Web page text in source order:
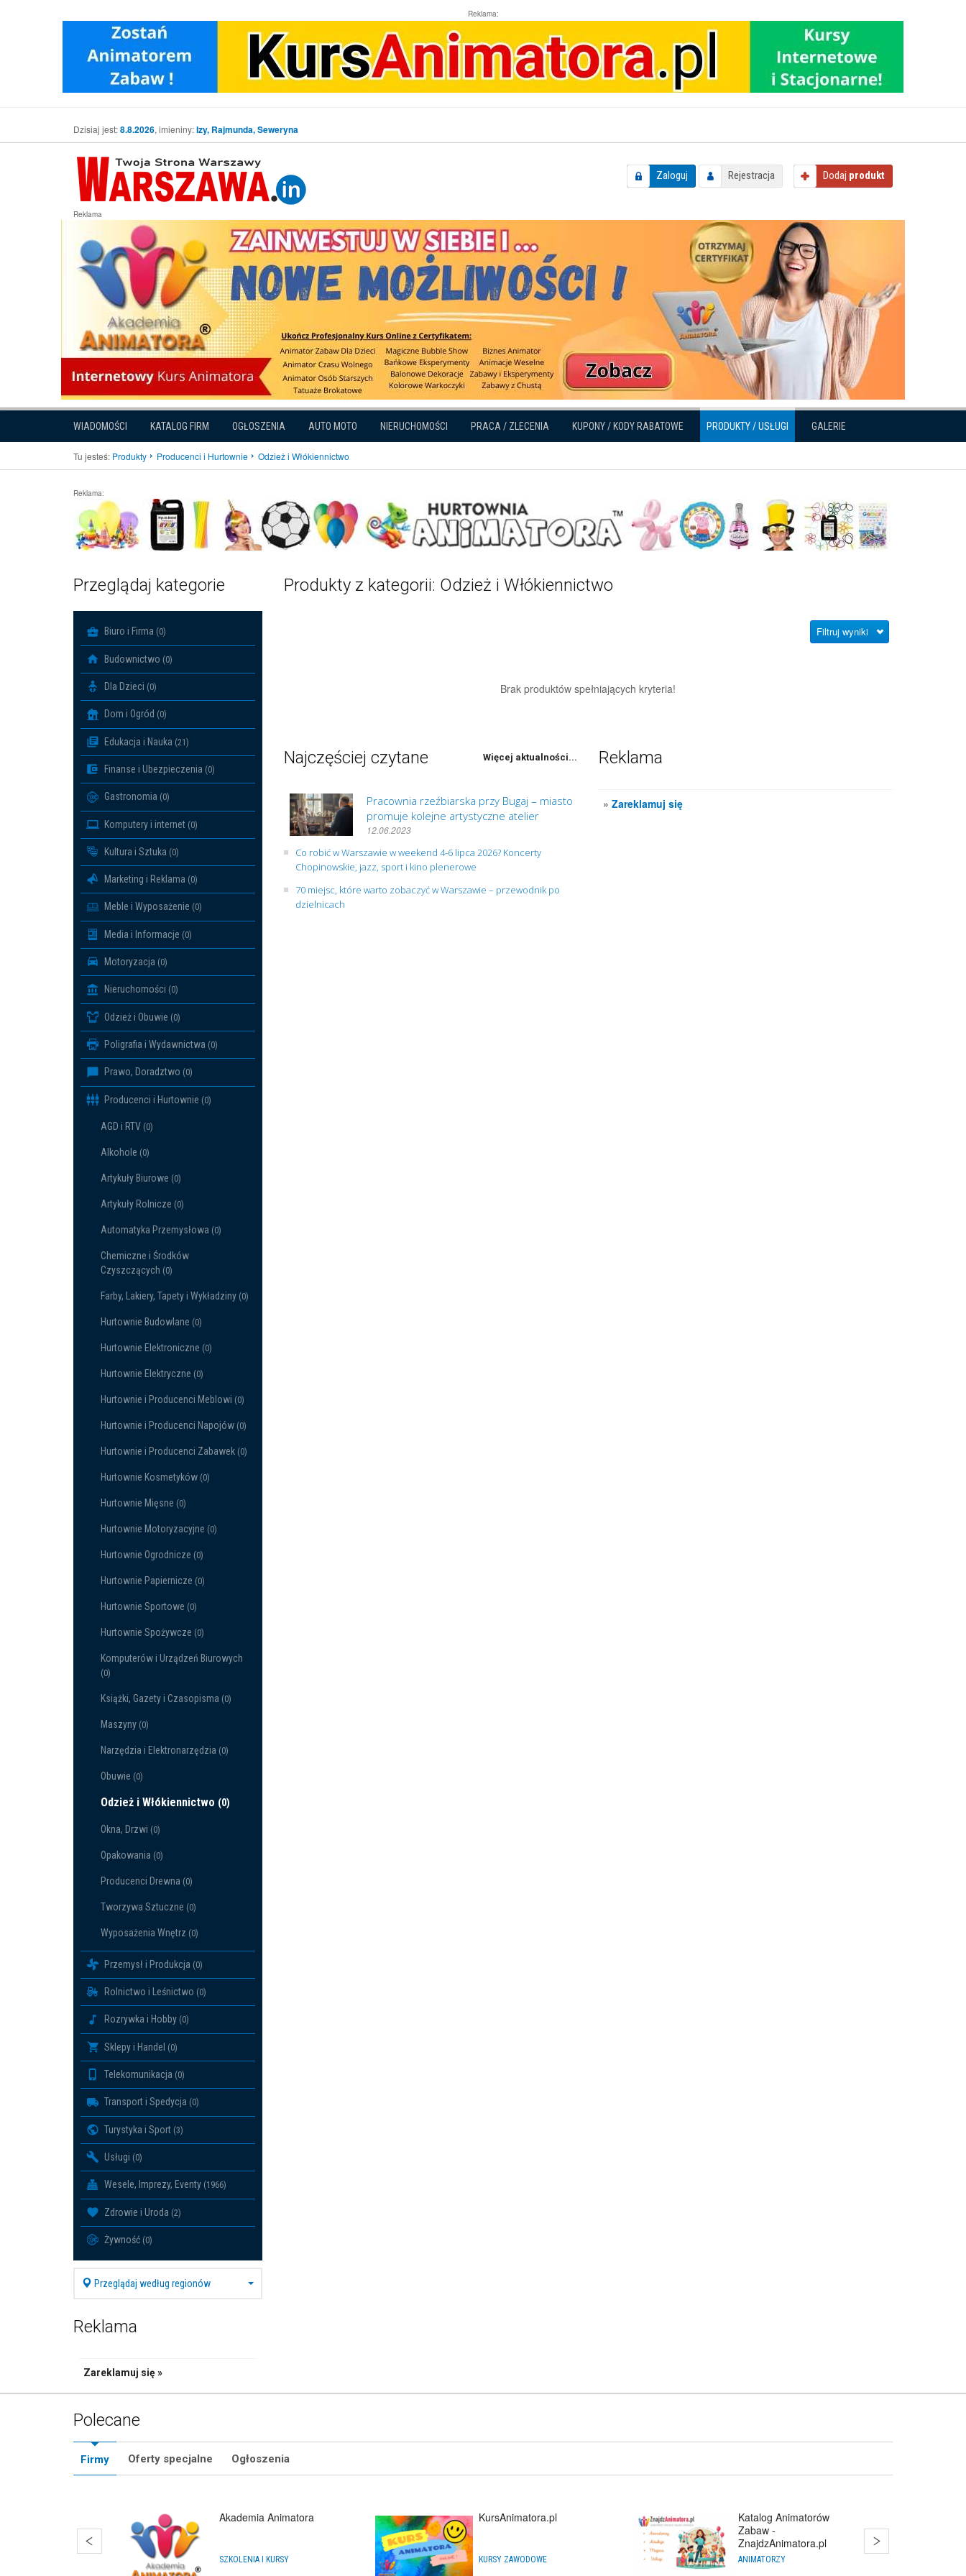
Reklama:
Dzisiaj jest:8.8.2026, imieniny:Izy, Rajmunda, Seweryna
Zaloguj Rejestracja Dodaj produkt
Reklama
WIADOMOŚCI KATALOG FIRM OGŁOSZENIA AUTO MOTO NIERUCHOMOŚCI PRACA / ZLECENIA KUPONY / KODY RABATOWE PRODUKTY / USŁUGI GALERIE
Tu jesteś: Produkty Producenci i Hurtownie Odzież i Włókiennictwo
Reklama:
Przeglądaj kategorie
Biuro i Firma (0)
Budownictwo (0)
Dla Dzieci (0)
Dom i Ogród (0)
Edukacja i Nauka (21)
Finanse i Ubezpieczenia (0)
Gastronomia (0)
Komputery i internet (0)
Kultura i Sztuka (0)
Marketing i Reklama (0)
Meble i Wyposażenie (0)
Media i Informacje (0)
Motoryzacja (0)
Nieruchomości (0)
Odzież i Obuwie (0)
Poligrafia i Wydawnictwa (0)
Prawo, Doradztwo (0)
Producenci i Hurtownie (0)
AGD i RTV (0)
Alkohole (0)
Artykuły Biurowe (0)
Artykuły Rolnicze (0)
Automatyka Przemysłowa (0)
Chemiczne i Środków
Czyszczących (0)
Farby, Lakiery, Tapety i Wykładziny (0)
Hurtownie Budowlane (0)
Hurtownie Elektroniczne (0)
Hurtownie Elektryczne (0)
Hurtownie i Producenci Meblowi (0)
Hurtownie i Producenci Napojów (0)
Hurtownie i Producenci Zabawek (0)
Hurtownie Kosmetyków (0)
Hurtownie Mięsne (0)
Hurtownie Motoryzacyjne (0)
Hurtownie Ogrodnicze (0)
Hurtownie Papiernicze (0)
Hurtownie Sportowe (0)
Hurtownie Spożywcze (0)
Komputerów i Urządzeń Biurowych
(0)
Książki, Gazety i Czasopisma (0)
Maszyny (0)
Narzędzia i Elektronarzędzia (0)
Obuwie (0)
Odzież i Włókiennictwo (0)
Okna, Drzwi (0)
Opakowania (0)
Producenci Drewna (0)
Tworzywa Sztuczne (0)
Wyposażenia Wnętrz (0)
Przemysł i Produkcja (0)
Rolnictwo i Leśnictwo (0)
Rozrywka i Hobby (0)
Sklepy i Handel (0)
Telekomunikacja (0)
Transport i Spedycja (0)
Turystyka i Sport (3)
Usługi (0)
Wesele, Imprezy, Eventy (1966)
Zdrowie i Uroda (2)
Żywność (0)
Przeglądaj według regionów
Reklama
Zareklamuj się »
Produkty z kategorii: Odzież i Włókiennictwo
Filtruj wyniki
Brak produktów spełniających kryteria!
Najczęściej czytane Więcej aktualności...
Pracownia rzeźbiarska przy Bugaj – miasto
promuje kolejne artystyczne atelier
12.06.2023
Co robić w Warszawie w weekend 4-6 lipca 2026? Koncerty
Chopinowskie, jazz, sport i kino plenerowe
70 miejsc, które warto zobaczyć w Warszawie – przewodnik po
dzielnicach
Reklama
»Zareklamuj się
Polecane
Firmy Oferty specjalne Ogłoszenia
Akademia Animatora
SZKOLENIA I KURSY
KursAnimatora.pl
KURSY ZAWODOWE
Katalog Animatorów
Zabaw -
ZnajdzAnimatora.pl
ANIMATORZY